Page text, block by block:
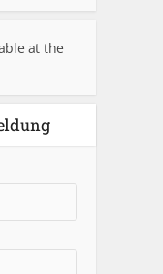
at the